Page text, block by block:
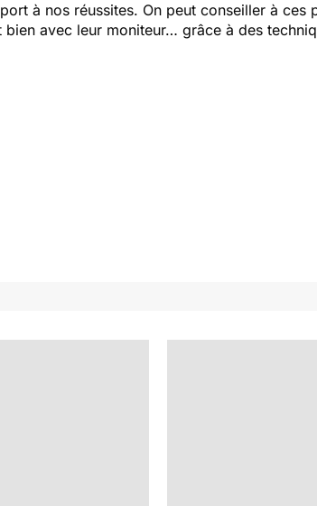
à nos réussites. On peut conseiller à ces
avec leur moniteur… grâce à des